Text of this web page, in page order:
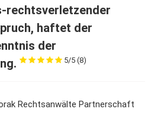
rechtsverletzender
haftet der
der
5/5 (8)
Rechtsanwälte Partnerschaft